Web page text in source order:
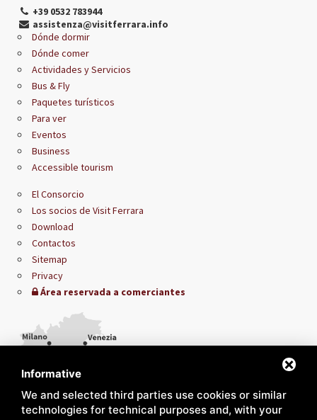
+39 0532 783944
assistenza@visitferrara.info
Dónde dormir
Dónde comer
Actividades y Servicios
Bus & Fly
Paquetes turísticos
Para ver
Eventos
Business
Accessible tourism
El Consorcio
Los socios de Visit Ferrara
Download
Contactos
Sitemap
Privacy
Área reservada a comerciantes
Informative
We and selected third parties use cookies or similar
technologies for technical purposes and, with your